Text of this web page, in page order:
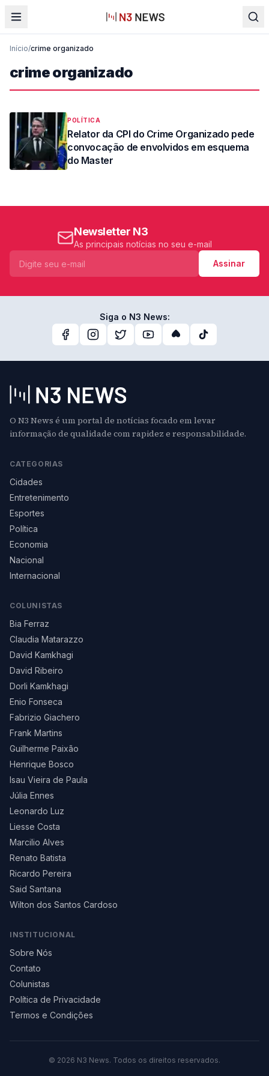
Início/crime organizado
crime organizado
POLÍTICA
Relator da CPI do Crime Organizado pede
convocação de envolvidos em esquema
do Master
Newsletter N3
As principais notícias no seu e-mail
Assinar
Siga o N3 News:
O N3 News é um portal de notícias focado em levar
informação de qualidade com rapidez e responsabilidade.
CATEGORIAS
Cidades
Entretenimento
Esportes
Política
Economia
Nacional
Internacional
COLUNISTAS
Bia Ferraz
Claudia Matarazzo
David Kamkhagi
David Ribeiro
Dorli Kamkhagi
Enio Fonseca
Fabrizio Giachero
Frank Martins
Guilherme Paixão
Henrique Bosco
Isau Vieira de Paula
Júlia Ennes
Leonardo Luz
Liesse Costa
Marcilio Alves
Renato Batista
Ricardo Pereira
Said Santana
Wilton dos Santos Cardoso
INSTITUCIONAL
Sobre Nós
Contato
Colunistas
Política de Privacidade
Termos e Condições
© 2026 N3 News. Todos os direitos reservados.